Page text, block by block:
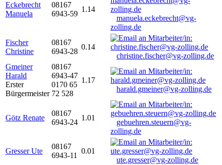
Eckebrecht
Manuela
08167
6943-59
1.14
manuela.eckebrecht@vg-
zolling.de
Fischer
Christine
08167
6943-28
0.14
christine.fischer@vg-zolling.de
Gmeiner
Harald
Erster
Bürgermeister
08167
6943-47
0170 65
72 528
1.17
harald.gmeiner@vg-zolling.de
Götz Renate
08167
6943-24
1.01
gebuehren.steuern@vg-
zolling.de
Gresser Ute
08167
6943-11
0.01
ute.gresser@vg-zolling.de